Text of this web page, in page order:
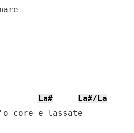
La#
La#/La
core e lassate